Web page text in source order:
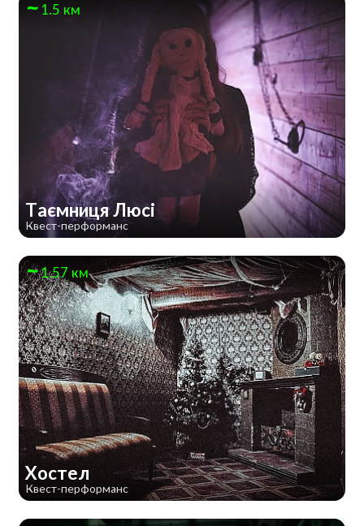
1.5 км
Таємниця Люсі
Квест-перформанс
1.57 км
Хостел
Квест-перформанс